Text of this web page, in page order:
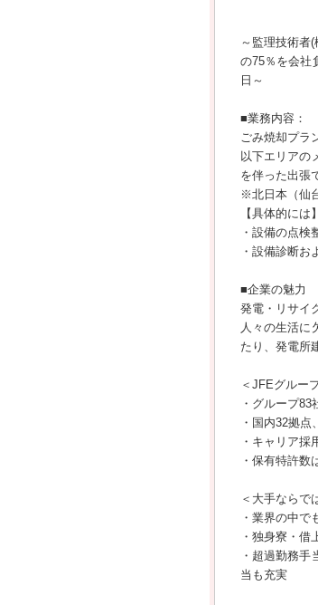
～監理技術者
の75％を会社
日～
■業務内容：
ごみ焼却プラ
以下エリアの
を伴った出張
※北日本（仙
【具体的には】
・設備の点検
・設備診断
■企業の魅力
発電・リサイ
人々の生活に
たり、発電所
＜JFEグルー
・グループ
・国内32拠
・キャリア採
・保有特許数
＜大手ならで
・業界の中で
・独身寮・
・超過勤務
当も充実